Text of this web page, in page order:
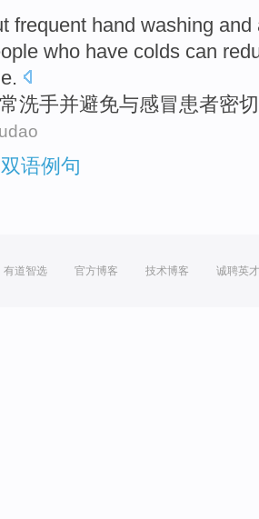
frequent hand washing and
who have colds can
洗手并避免与感冒患者密切
语例句
有道智选 官方博客 技术博客 诚聘英才